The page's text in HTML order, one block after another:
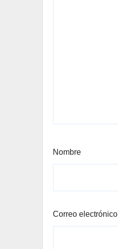
Nombre
Correo electrónico